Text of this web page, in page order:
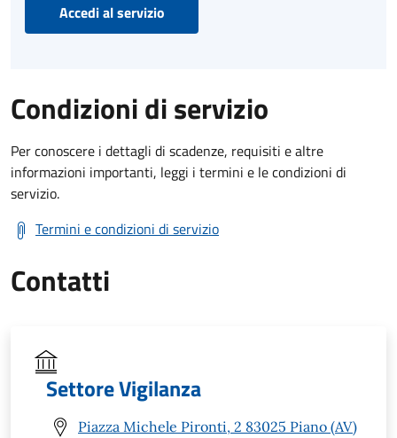
Accedi al servizio
Condizioni di servizio
Per conoscere i dettagli di scadenze, requisiti e altre
informazioni importanti, leggi i termini e le condizioni di
servizio.
Termini e condizioni di servizio
Contatti
Settore Vigilanza
Piazza Michele Pironti, 2 83025 Piano (AV)